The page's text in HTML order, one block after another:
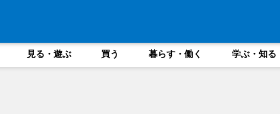
見る・遊ぶ 買う 暮らす・働く 学ぶ・知る